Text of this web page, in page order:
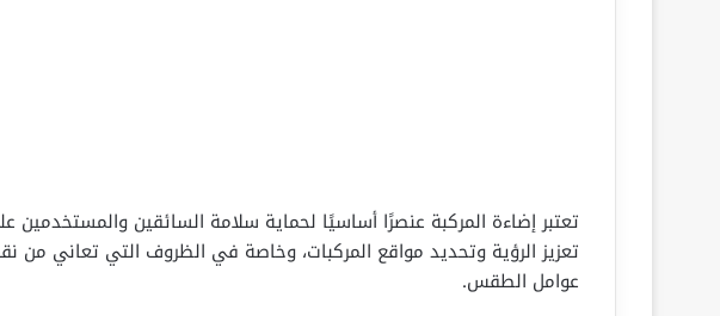
تعتبر إضاءة المركبة عنصرًا أساسيًا لحماية سلامة السائقين
تعزيز الرؤية وتحديد مواقع المركبات، وخاصة في الظروف التي تعاني من
عوامل الطقس.